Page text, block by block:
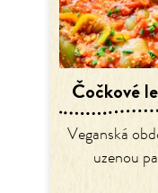
Čočkové
Veganská
uzenou